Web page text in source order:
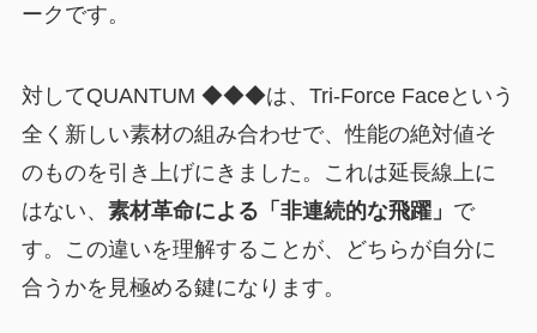
ークです。
対してQUANTUM ◆◆◆は、Tri-Force Faceという
全く新しい素材の組み合わせで、性能の絶対値そ
のものを引き上げにきました。これは延長線上に
はない、 素材革命による「非連続的な飛躍」 で
す。この違いを理解することが、どちらが自分に
合うかを見極める鍵になります。